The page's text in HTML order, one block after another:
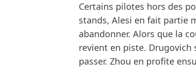
Certains pilotes hors des
stands, Alesi en fait partie
abandonner. Alors que la
revient en piste.
passer. Zhou en profite